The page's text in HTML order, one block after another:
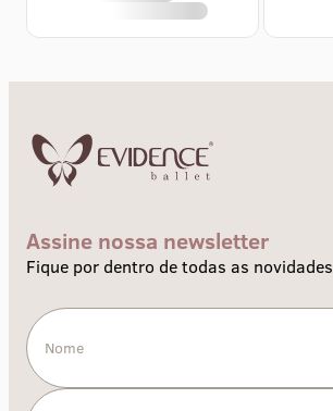
Assine nossa newsletter
Fique por dentro de todas as novidades